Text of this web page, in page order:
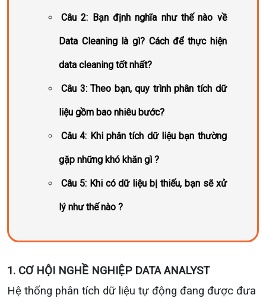
Câu 2: Bạn định nghĩa như thế nào về
Data Cleaning là gì? Cách để thực hiện
data cleaning tốt nhất?
Câu 3: Theo bạn, quy trình phân tích dữ
liệu gồm bao nhiêu bước?
Câu 4: Khi phân tích dữ liệu bạn thường
gặp những khó khăn gì ?
Câu 5: Khi có dữ liệu bị thiếu, bạn sẽ xử
lý như thế nào ?
1. CƠ HỘI NGHỀ NGHIỆP DATA ANALYST
Hệ thống phân tích dữ liệu tự động đang được đưa